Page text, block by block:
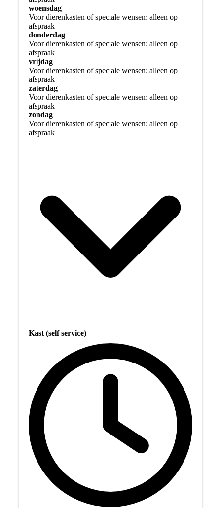
woensdag
Voor dierenkasten of speciale wensen: alleen op
afspraak
donderdag
Voor dierenkasten of speciale wensen: alleen op
afspraak
vrijdag
Voor dierenkasten of speciale wensen: alleen op
afspraak
zaterdag
Voor dierenkasten of speciale wensen: alleen op
afspraak
zondag
Voor dierenkasten of speciale wensen: alleen op
afspraak
Kast (self service)